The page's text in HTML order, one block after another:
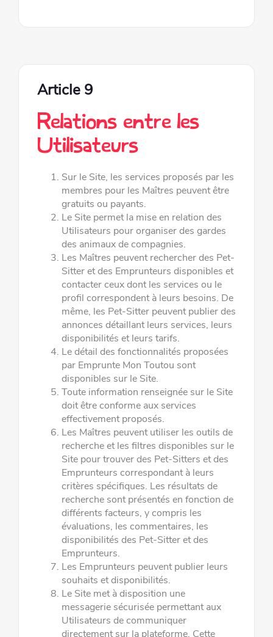
Article 9
Relations entre les
Utilisateurs
Sur le Site, les services proposés par les
membres pour les Maîtres peuvent être
gratuits ou payants.
Le Site permet la mise en relation des
Utilisateurs pour organiser des gardes
des animaux de compagnies.
Les Maîtres peuvent rechercher des Pet-
Sitter et des Emprunteurs disponibles et
contacter ceux dont les services ou le
profil correspondent à leurs besoins. De
même, les Pet-Sitter peuvent publier des
annonces détaillant leurs services, leurs
disponibilités et leurs tarifs.
Le détail des fonctionnalités proposées
par Emprunte Mon Toutou sont
disponibles sur le Site.
Toute information renseignée sur le Site
doit être conforme aux services
effectivement proposés.
Les Maîtres peuvent utiliser les outils de
recherche et les filtres disponibles sur le
Site pour trouver des Pet-Sitters et des
Emprunteurs correspondant à leurs
critères spécifiques. Les résultats de
recherche sont présentés en fonction de
différents facteurs, y compris les
évaluations, les commentaires, les
disponibilités des Pet-Sitter et des
Emprunteurs.
Les Emprunteurs peuvent publier leurs
souhaits et disponibilités.
Le Site met à disposition une
messagerie sécurisée permettant aux
Utilisateurs de communiquer
directement sur la plateforme. Cette